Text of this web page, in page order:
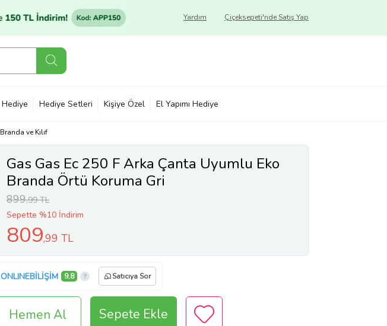
Çiçeksepeti'nde Satış Yap
Yardım
Hediye Hediye Setleri Kişiye Özel El Yapımı Hediye
Branda ve Kılıf
Gas Gas Ec 250 F Arka Çanta Uyumlu Eko
Branda Örtü Koruma Gri
899,99 TL
Sepette %10 İndirim
809,99 TL
ONLINEBİLİŞİM 9,8 Satıcıya Sor
Hemen Al Sepete Ekle